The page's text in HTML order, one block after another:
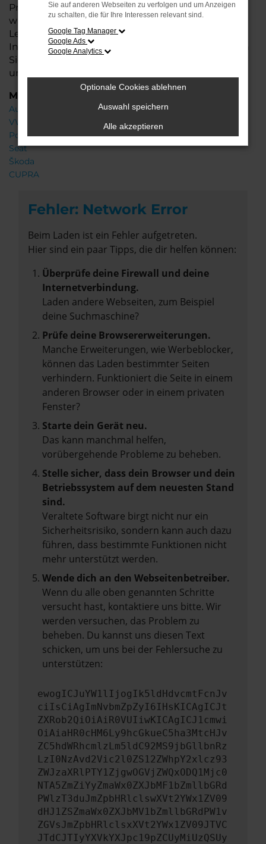
Profitieren Sie von unseren zusätzlichenServices
wie attraktiven Finanzierungsmöglichkeiten,
Leasingangeboten und der bequemen
Inzahlungnahme Ihres alten Fahrzeugs. Besuchen
Sie uns und überzeugen Sie sich von der Qualität
und dem Service, den wir Ihnen bieten!
Marken
Audi
VW
Porsche
Seat
Škoda
CUPRA
Fehler: Network Error
Beim Laden ist ein Fehler aufgetreten.
Hier sind ein paar Tipps, die dir helfen können:
Überprüfe deine Firewall und deine
Internetverbindung.
Laden andere Webseiten, zum Beispiel
deine Suchmaschine?
Prüfe deine Browsererweiterungen.
Manche Erweiterungen, wie Werbeblocker,
können das Laden bestimmter Seiten
verhindern. Funktioniert die Seite in einem
anderen Browser oder in einem privaten
Fenster?
Starte dein Gerät neu.
Das kann manchmal helfen,
vorübergehende Probleme zu beheben.
Stelle sicher, dass dein Browser und dein
Betriebssystem auf dem neuesten Stand
sind.
Veraltete Software birgt nicht nur ein
Sicherheitsrisiko, sondern kann auch dazu
führen, dass bestimmte Funktionen nicht
mehr unterstützt werden.
Wende dich an den Webseitenbetreiber.
Wenn du alle oben genannten Schritte
versucht hast, kontaktiere uns bitte. Wir
werden versuchen, das Problem zu
beheben. Du kannst uns diesen Text
schicken, um uns bei der Fehlersuche zu
unterstützen:
ewogICJuYW1lIjogIk5ldHdvcmtFcnJv
ciIsCiAgImNvbmZpZyI6IHsKICAgICJt
ZXRob2QiOiAiR0VUIiwKICAgICJ1cmwi
OiAiaHR0cHM6Ly9hcGkueC5ha3MtcHJv
ZC5hdWRhcmlzLm5ldC92MS9jbGllbnRz
LzI0NzAvd2Vic2l0ZS12ZWhpY2xlcz93
ZWJzaXRlPTY1ZjgwOGVjZWQxODQ1Mjc0
NTA5ZmZiYyZmaWx0ZXJbMF1bZmllbGRd
PWlzT3duJmZpbHRlclswXVt2YWx1ZV09
dHJ1ZSZmaWx0ZXJbMV1bZmllbGRdPW1v
ZGVsJmZpbHRlclsxXVt2YWx1ZV09JTVC
JTdCJTIyYXVkYXJpc19pZCUyMiUzQSUy
Sie auf anderen Webseiten zu verfolgen und um Anzeigen
zu schalten, die für Ihre Interessen relevant sind.
Google Tag Manager
Google Ads
Google Analytics
Optionale Cookies ablehnen
Auswahl speichern
Alle akzeptieren